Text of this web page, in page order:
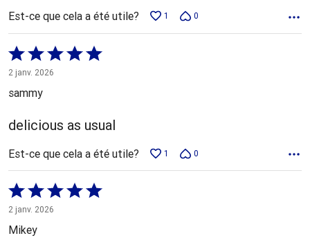
Est-ce que cela a été utile? 1 0
Coté
5 sur
2 janv. 2026
sammy
delicious as usual
Est-ce que cela a été utile? 1 0
Coté
5 sur
5
2 janv. 2026
Mikey